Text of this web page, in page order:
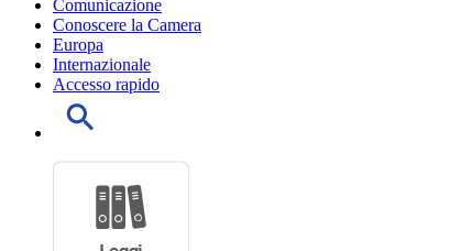
Comunicazione
Conoscere la Camera
Europa
Internazionale
Accesso rapido